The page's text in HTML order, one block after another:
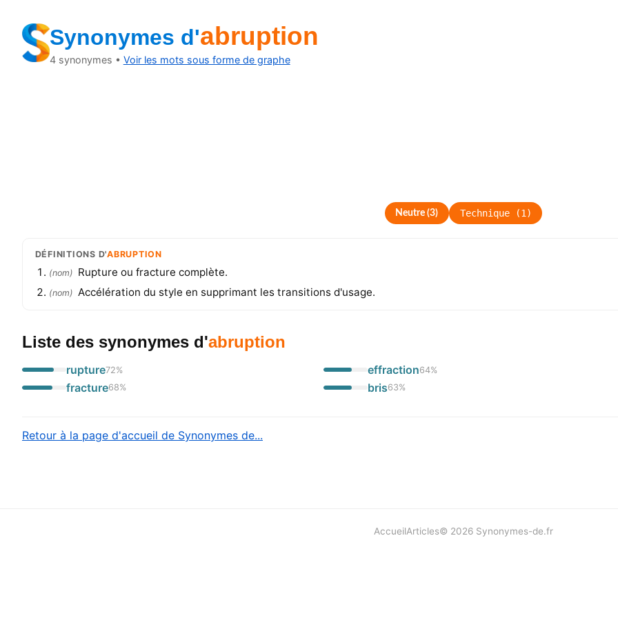
Synonymes d'abruption
4synonymes • Voir les mots sous forme de graphe
Neutre (3) Technique(1 )
DÉFINITIONS D'ABRUPTION
(nom) Rupture ou fracture complète.
(nom) Accélération du style en supprimant les transitions d'usage.
Liste des synonymes d'abruption
rupture72%
fracture68%
effraction64%
bris63%
Retour à la page d'accueil de Synonymes de...
AccueilArticles© 2026 Synonymes-de.fr